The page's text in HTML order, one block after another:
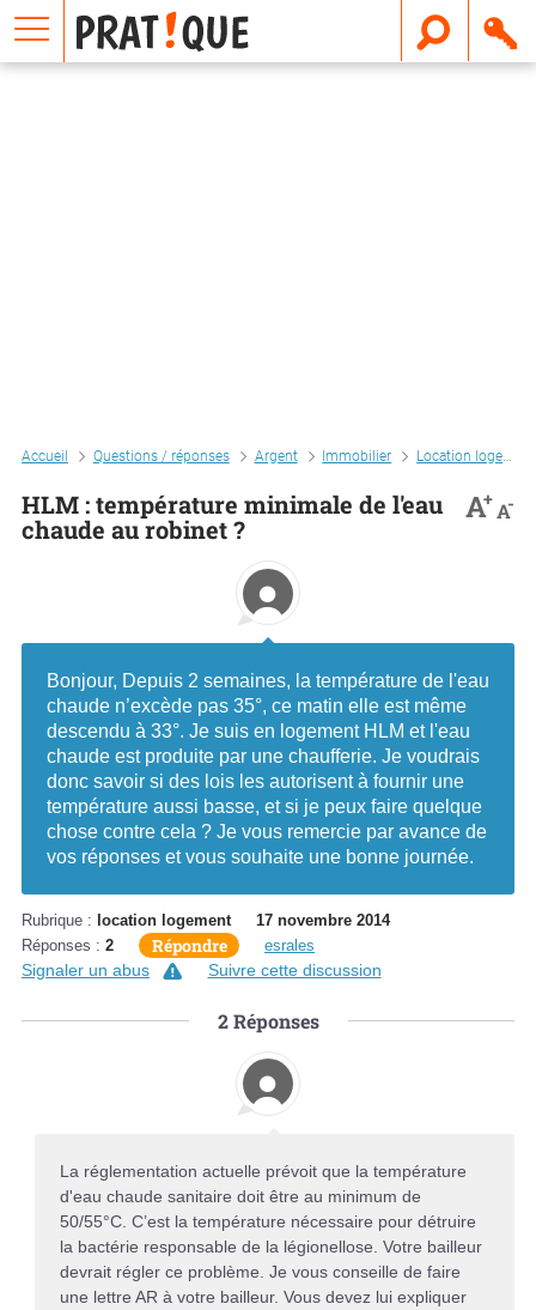
Accueil Questions / réponses Argent Immobilier Location logement
HLM : température minimale de l'eau
chaude au robinet ?
A+A-
Bonjour, Depuis 2 semaines, la température de l'eau
chaude n’excède pas 35°, ce matin elle est même
descendu à 33°. Je suis en logement HLM et l'eau
chaude est produite par une chaufferie. Je voudrais
donc savoir si des lois les autorisent à fournir une
température aussi basse, et si je peux faire quelque
chose contre cela ? Je vous remercie par avance de
vos réponses et vous souhaite une bonne journée.
Rubrique : location logement
17 novembre 2014
Réponses : 2 Répondre esrales
Signaler un abus Suivre cette discussion
2Réponses
La réglementation actuelle prévoit que la température
d'eau chaude sanitaire doit être au minimum de
50/55°C. C’est la température nécessaire pour détruire
la bactérie responsable de la légionellose. Votre bailleur
devrait régler ce problème. Je vous conseille de faire
une lettre AR à votre bailleur. Vous devez lui expliquer
E
m
a